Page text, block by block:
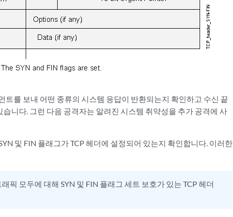
트를 보내 어떤 종류의 시스템 응답이 반환되는지 확인하고 수신 끝
니다. 그런 다음 공격자는 알려진 시스템 취약성을 추가 공격에 사
및 FIN 플래그가 TCP 헤더에 설정되어 있는지 확인합니다. 이러한
픽 모두에 대해 SYN 및 FIN 플래그 세트 보호가 있는 TCP 헤더